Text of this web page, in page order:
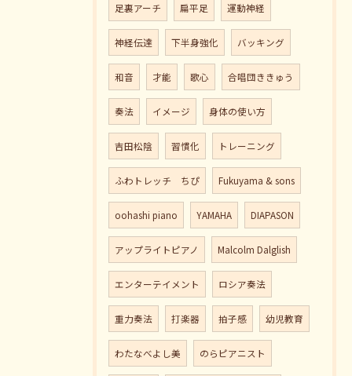
足裏アーチ 扁平足 運動神経
神経伝達 下半身強化 バッキング
和音 才能 歌心 合唱団ききゅう
奏法 イメージ 身体の使い方
吉田松陰 習慣化 トレーニング
ふわトレッチ ちぴ Fukuyama & sons
oohashi piano YAMAHA DIAPASON
アップライトピアノ Malcolm Dalglish
エンターテイメント ロシア奏法
重力奏法 打楽器 拍子感 幼児教育
わたなべよし美 のらピアニスト